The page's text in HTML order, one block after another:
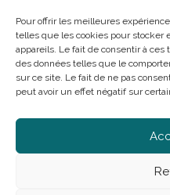
Pour offrir les meilleures
telles que les cookies pour stocker
appareils. Le fait de consentir à
des données telles que le
sur ce site. Le fait de ne pas
peut avoir un effet négatif sur